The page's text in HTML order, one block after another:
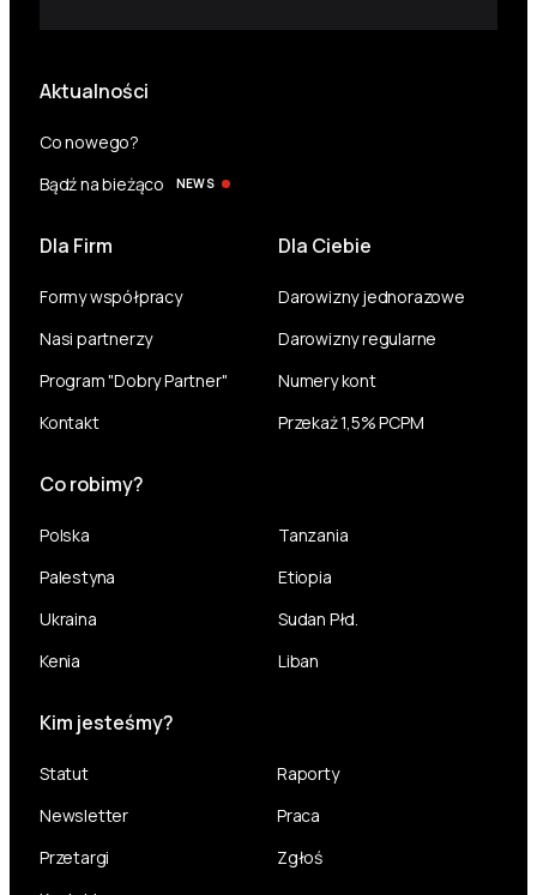
Aktualności
Co nowego?
Bądź na bieżąco
NEWS
Dla Firm
Formy współpracy
Nasi partnerzy
Program "Dobry Partner"
Kontakt
Dla Ciebie
Darowizny jednorazowe
Darowizny regularne
Numery kont
Przekaż 1,5% PCPM
Co robimy?
Polska
Palestyna
Ukraina
Kenia
Tanzania
Etiopia
Sudan Płd.
Liban
Kim jesteśmy?
Statut
Raporty
Newsletter
Praca
Przetargi
Zgłoś